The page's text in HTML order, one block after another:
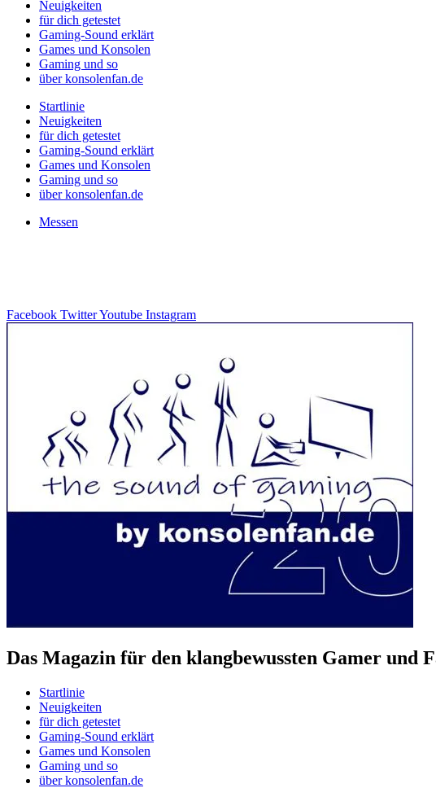
Neuigkeiten
für dich getestet
Gaming-Sound erklärt
Games und Konsolen
Gaming und so
über konsolenfan.de
Startlinie
Neuigkeiten
für dich getestet
Gaming-Sound erklärt
Games und Konsolen
Gaming und so
über konsolenfan.de
Messen
Facebook TwitterYoutube Instagram
Das Magazin für den klangbewussten Gamer und
Startlinie
Neuigkeiten
für dich getestet
Gaming-Sound erklärt
Games und Konsolen
Gaming und so
über konsolenfan.de